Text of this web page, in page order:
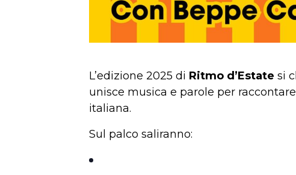
L’edizione 2025 di Ritmo d’Estate si
unisce musica e parole per
italiana.
Sul palco saliranno: